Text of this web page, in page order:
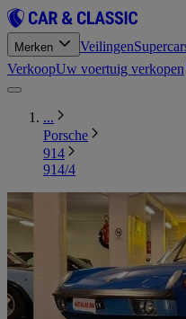
Merken Veilingen
VerkoopUw voertuig verkopen
...
Porsche
914
914/4